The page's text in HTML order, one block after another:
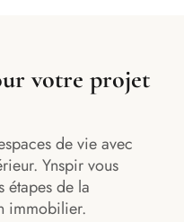
votre projet
de vie avec
Ynspir vous
étapes de la
immobilier.